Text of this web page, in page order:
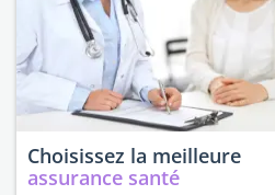
Choisissez la meilleure
assurance santé